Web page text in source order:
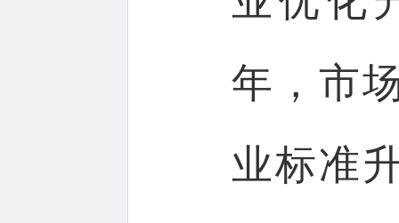
年，市
业标准